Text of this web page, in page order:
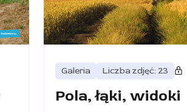
Galeria Liczba zdjęć: 23
Pola, łąki, widoki